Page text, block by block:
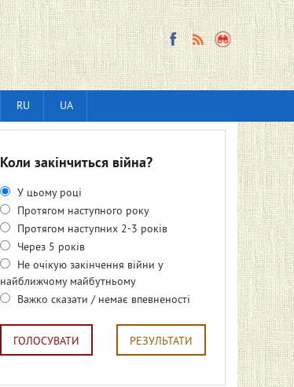
RU UA
Коли закінчиться війна?
У цьому році
Протягом наступного року
Протягом наступних 2-3 років
Через 5 років
Не очікую закінчення війни у
найближчому майбутньому
Важко сказати / немає впевненості
ГОЛОСУВАТИ РЕЗУЛЬТАТИ